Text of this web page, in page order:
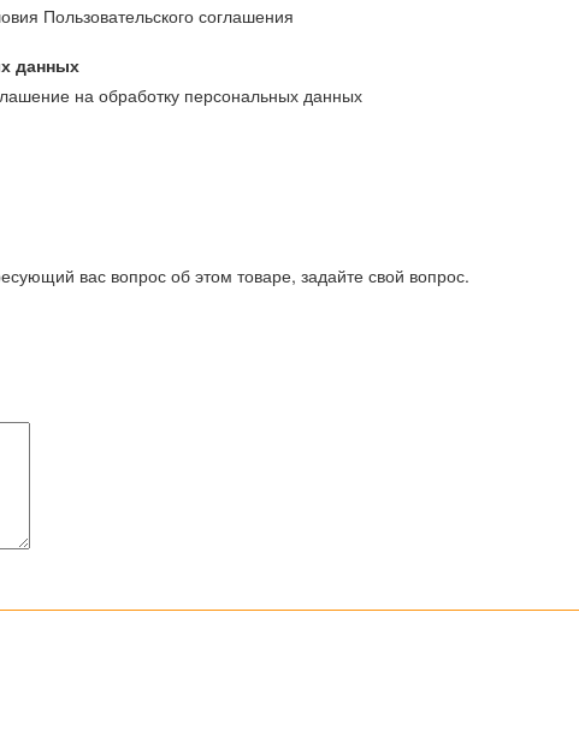
Пользовательского соглашения
данных
на обработку персональных данных
вас вопрос об этом товаре, задайте свой вопрос.